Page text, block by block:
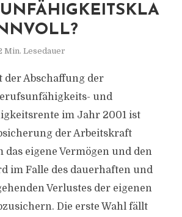
Min. Lesedauer
der Abschaffung der
und
im Jahr 2001 ist
der Arbeitskraft
das eigene Vermögen und den
im Falle des dauerhaften und
Verlustes der eigenen
Die erste Wahl fällt